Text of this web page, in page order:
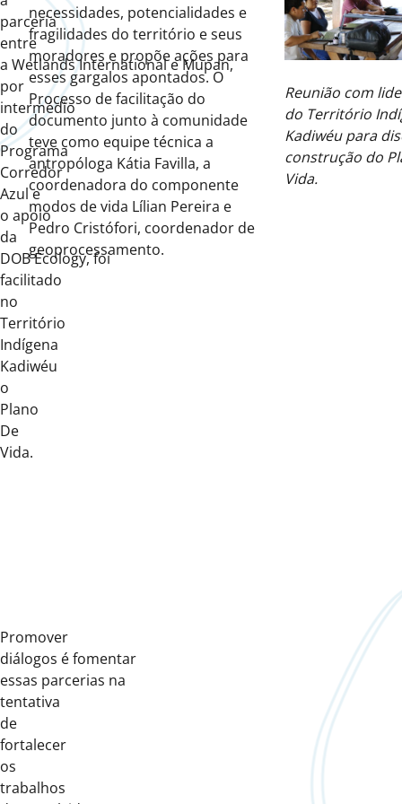
parceria
entre
a Wetlands International e Mupan,
por
intermédio
do
Programa
Corredor
Azul e
o apoio
da
DOB Ecology, foi
facilitado
no
Território
Indígena
Kadiwéu
o
Plano
De
Vida.
necessidades, potencialidades e
fragilidades do território e seus
moradores e propõe ações para
esses gargalos apontados. O
Processo de facilitação do
documento junto à comunidade
teve como equipe técnica a
antropóloga Kátia Favilla, a
coordenadora do componente
modos de vida Lílian Pereira e
Pedro Cristófori, coordenador de
geoprocessamento.
Reunião com
do Território
Kadiwéu para
construção do
Vida.
Promover
diálogos é fomentar
essas parcerias na
tentativa
de
fortalecer
os
trabalhos